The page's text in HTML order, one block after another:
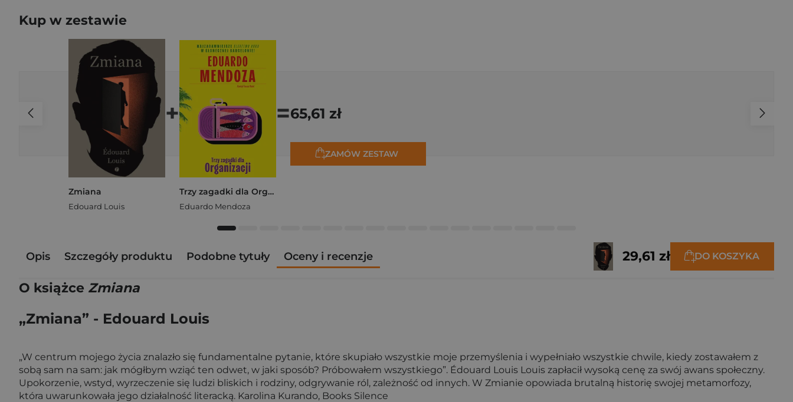
Kup w zestawie
Zmiana
Edouard Louis
+
Trzy zagadki dla Organizacji
Eduardo Mendoza
=65,61 zł
ZAMÓW ZESTAW
Opis Szczegóły produktu Podobne tytuły Oceny i recenzje 29,61 zł DO KOSZYKA
O książce Zmiana
„Zmiana” - Edouard Louis
„W centrum mojego życia znalazło się fundamentalne pytanie, które skupiało wszystkie moje przemyślenia i wypełniało wszystkie chwile, kiedy zostawałem z
sobą sam na sam: jak mógłbym wziąć ten odwet, w jaki sposób? Próbowałem wszystkiego”. Édouard Louis Louis zapłacił wysoką cenę za swój awans społeczny.
Upokorzenie, wstyd, wyrzeczenie się ludzi bliskich i rodziny, odgrywanie ról, zależność od innych. W Zmianie opowiada brutalną historię swojej metamorfozy,
która uwarunkowała jego działalność literacką. Karolina Kurando, Books Silence